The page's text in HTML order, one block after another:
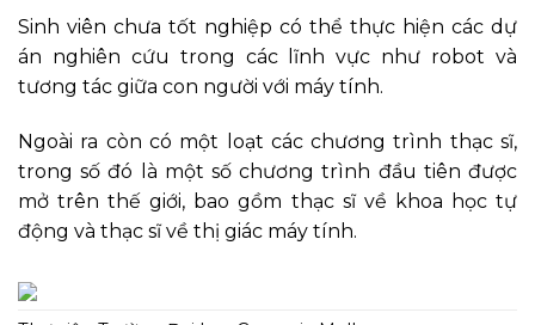
Sinh viên chưa tốt nghiệp có thể thực hiện các dự
án nghiên cứu trong các lĩnh vực như robot và
tương tác giữa con người với máy tính.
Ngoài ra còn có một loạt các chương trình thạc sĩ,
trong số đó là một số chương trình đầu tiên được
mở trên thế giới, bao gồm thạc sĩ về khoa học tự
động và thạc sĩ về thị giác máy tính.